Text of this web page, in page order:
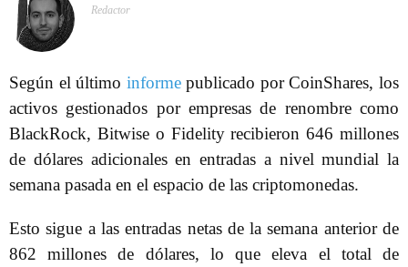
Redactor
Según el último informepublicado por CoinShares, los
activos gestionados por empresas de renombre como
BlackRock, Bitwise o Fidelity recibieron 646 millones
de dólares adicionales en entradas a nivel mundial la
semana pasada en el espacio de las criptomonedas.
Esto sigue a las entradas netas de la semana anterior de
862 millones de dólares, lo que eleva el total de